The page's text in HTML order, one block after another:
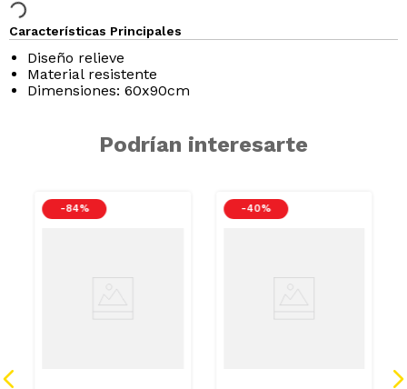
Características Principales
Diseño relieve
Material resistente
Dimensiones: 60x90cm
Podrían interesarte
-84 % -40 %